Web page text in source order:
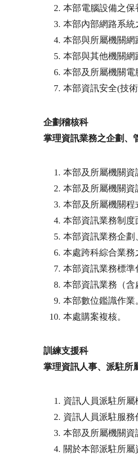
本部電腦設備之保
本部內部網路系統
本部與所屬機關網
本部與其他機關網
本部及所屬機關電
本部資訊安全(技
企劃稽核科
掌理資訊業務之企劃、
本部及所屬機關資
本部及所屬機關資
本部及所屬機關程
本部資訊業務制度
本部資訊業務企劃
本處跨科綜合業務
本部資訊業務標準
本部資訊業務（含
本部數位鑑識作業
本處購案複核。
訓練支援科
掌理資訊人事、派駐所
資訊人員派駐所屬
資訊人員派駐服務
本部及所屬機關資
關於本部派駐所屬